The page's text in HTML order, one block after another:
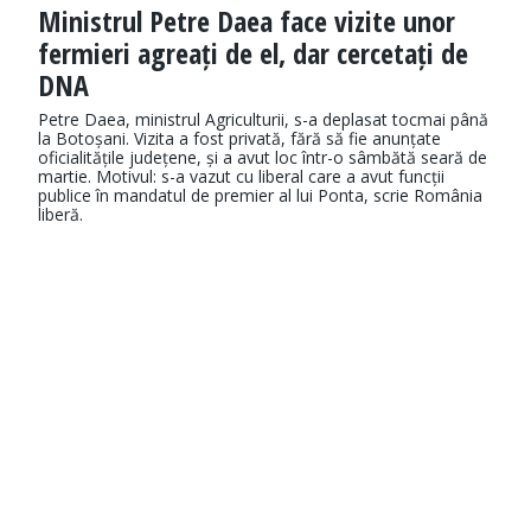
Ministrul Petre Daea face vizite unor
fermieri agreați de el, dar cercetați de
DNA
Petre Daea, ministrul Agriculturii, s-a deplasat tocmai până
la Botoșani. Vizita a fost privată, fără să fie anunțate
oficialitățile județene, și a avut loc într-o sâmbătă seară de
martie. Motivul: s-a vazut cu liberal care a avut funcții
publice în mandatul de premier al lui Ponta, scrie România
liberă.